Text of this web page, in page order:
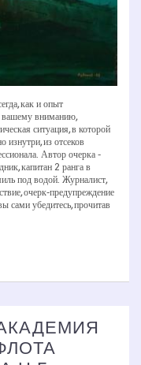
как и опыт
вашему вниманию,
ситуация, в которой
изнутри, из отсеков
Автор очерка
капитан 2 ранга в
под водой. Журналист,
очерк-­предупреждение
сами убедитесь, прочитав